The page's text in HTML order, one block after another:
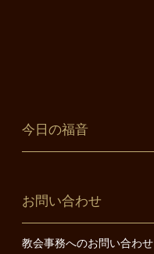
今日の福音
お問い合わせ
教会事務へのお問い合わせ